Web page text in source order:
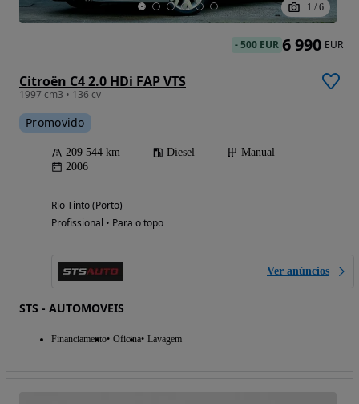
1 / 6
Citroën C4 2.0 HDi FAP VTS
1997 cm3 • 136 cv
Promovido
209 544 km Diesel
Manual
2006
Rio Tinto (Porto)
Profissional • Para o topo
Ver anúncios
STS - AUTOMOVEIS
Financiamento Oficina Lavagem
-500 EUR 6 990 EUR